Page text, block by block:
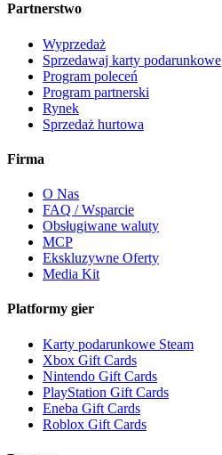
Partnerstwo
Wyprzedaż
Sprzedawaj karty podarunkowe
Program poleceń
Program partnerski
Rynek
Sprzedaż hurtowa
Firma
O Nas
FAQ / Wsparcie
Obsługiwane waluty
MCP
Ekskluzywne Oferty
Media Kit
Platformy gier
Karty podarunkowe Steam
Xbox Gift Cards
Nintendo Gift Cards
PlayStation Gift Cards
Eneba Gift Cards
Roblox Gift Cards